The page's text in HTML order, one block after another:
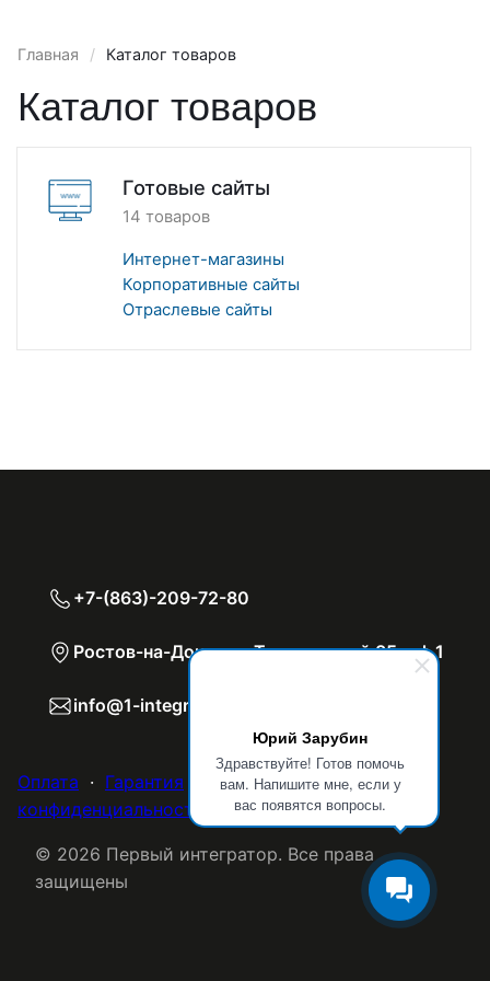
Юрий Зарубин
Здравствуйте! Готов помочь
вам. Напишите мне, если у
вас появятся вопросы.
Главная / Каталог товаров
Каталог товаров
Готовые сайты
14 товаров
Интернет-магазины
Корпоративные сайты
Отраслевые сайты
+7-(863)-209-72-80
Ростов-на-Дону, пр. Театральный 85, оф.1
info@1-integrator.ru
Оплата · Гарантия Отзывы·Политика
конфиденциальности
Договор-оферта
© 2026 Первый интегратор. Все права
защищены